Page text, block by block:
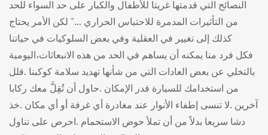
‬اليومية،‭ ‬فكل‭ ‬فرد‭ ‬منا‭ ‬يمكنه‭ ‬أن‭ ‬يساهم‭ ‬في‭ ‬الحد‭ ‬من‭ ‬هذه‭ ‬الانبعاثات‭